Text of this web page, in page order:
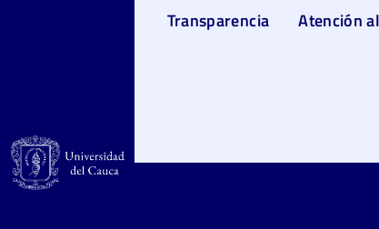
Transparencia Atención